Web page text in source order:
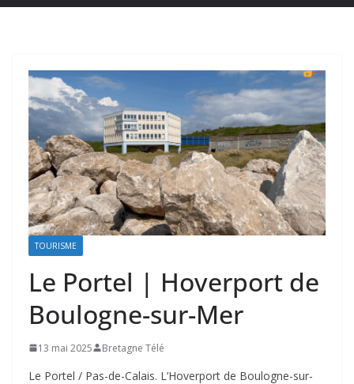
TOURISME
Le Portel | Hoverport de
Boulogne-sur-Mer
13 mai 2025 Bretagne Télé
Le Portel / Pas-de-Calais. L’Hoverport de Boulogne-sur-